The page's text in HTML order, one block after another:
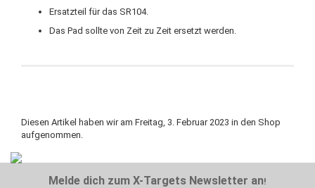
Ersatzteil für das SR104.
Das Pad sollte von Zeit zu Zeit ersetzt werden.
Diesen Artikel haben wir am Freitag, 3. Februar 2023 in den Shop
aufgenommen.
Melde dich zum X-Targets Newsletter an!